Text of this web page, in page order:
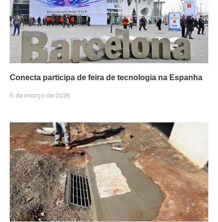
Conecta participa de feira de tecnologia na Espanha
5 de março de 2026